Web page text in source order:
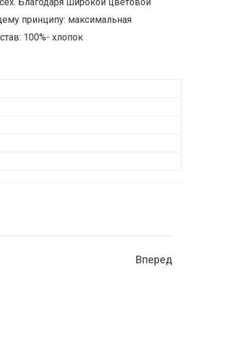
принципу: максимальная
100%- хлопок
Вперед